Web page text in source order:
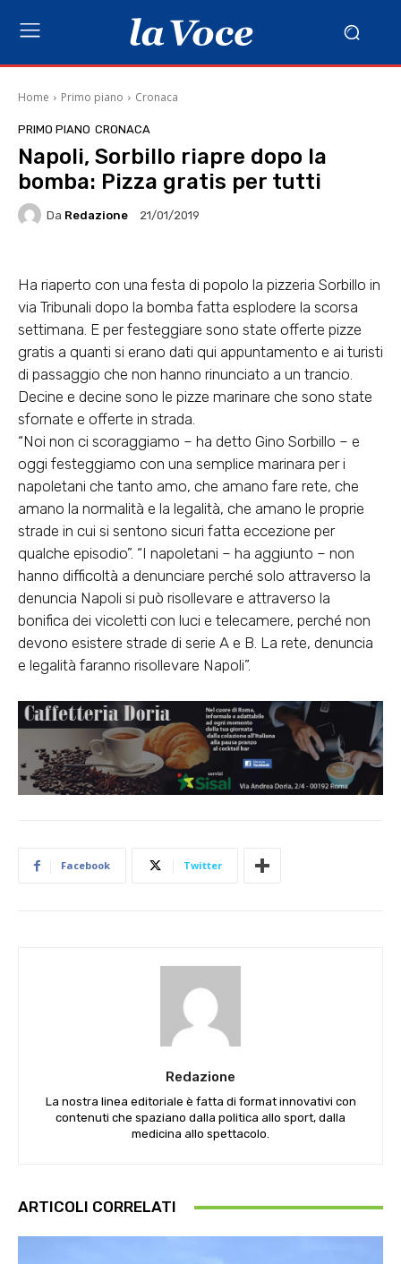
Home Primo piano Cronaca
PRIMO PIANO CRONACA
Napoli, Sorbillo riapre dopo la
bomba: Pizza gratis per tutti
Da Redazione 21/01/2019
Ha riaperto con una festa di popolo la pizzeria Sorbillo in
via Tribunali dopo la bomba fatta esplodere la scorsa
settimana. E per festeggiare sono state offerte pizze
gratis a quanti si erano dati qui appuntamento e ai turisti
di passaggio che non hanno rinunciato a un trancio.
Decine e decine sono le pizze marinare che sono state
sfornate e offerte in strada.
“Noi non ci scoraggiamo – ha detto Gino Sorbillo – e
oggi festeggiamo con una semplice marinara per i
napoletani che tanto amo, che amano fare rete, che
amano la normalità e la legalità, che amano le proprie
strade in cui si sentono sicuri fatta eccezione per
qualche episodio”. “I napoletani – ha aggiunto – non
hanno difficoltà a denunciare perché solo attraverso la
denuncia Napoli si può risollevare e attraverso la
bonifica dei vicoletti con luci e telecamere, perché non
devono esistere strade di serie A e B. La rete, denuncia
e legalità faranno risollevare Napoli”.
Facebook Twitter
Redazione
La nostra linea editoriale è fatta di format innovativi con
contenuti che spaziano dalla politica allo sport, dalla
medicina allo spettacolo.
ARTICOLI CORRELATI